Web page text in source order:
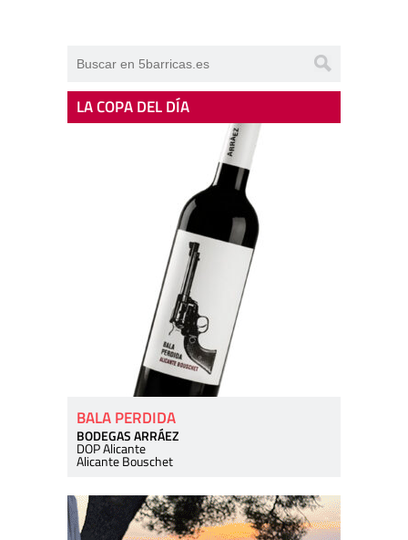
LA COPA DEL DÍA
BALA PERDIDA
BODEGAS ARRÁEZ
DOP Alicante
Alicante Bouschet